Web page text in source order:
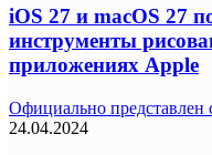
iOS 27 и macOS 27
инструменты
приложениях Apple
Официально представлен
24.04.2024